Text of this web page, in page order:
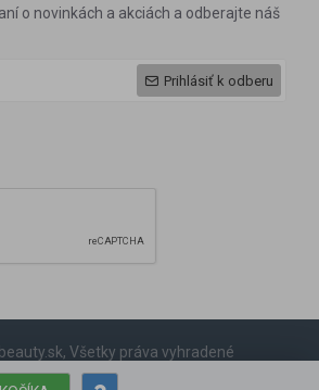
o novinkách a akciách a odberajte náš
Prihlásiť k odberu
Všetky práva vyhradené